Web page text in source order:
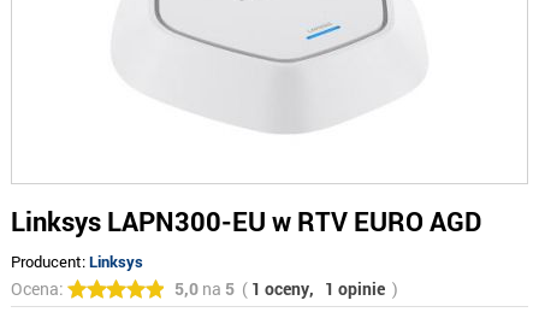
Linksys LAPN300-EU w RTV EURO AGD
Producent:Linksys
Ocena: 5,0na 5( 1 oceny, 1 opinie )